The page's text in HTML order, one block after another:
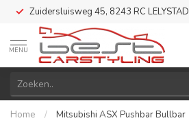
Zuidersluisweg 45, 8243 RC LELYSTAD
MENU
Home / Mitsubishi ASX Pushbar Bullbar